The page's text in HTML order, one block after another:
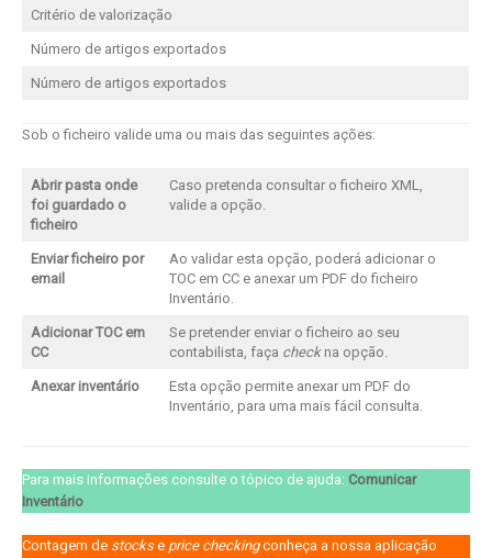
Critério de valorização
Número de artigos exportados
Número de artigos exportados
Sob o ficheiro valide uma ou mais das seguintes ações:
Abrir pasta onde
foi guardado o
ficheiro
Caso pretenda consultar o ficheiro XML,
valide a opção.
Enviar ficheiro por
email
Ao validar esta opção, poderá adicionar o
TOC em CC e anexar um PDF do ficheiro
Inventário.
Adicionar TOC em
CC
Se pretender enviar o ficheiro ao seu
contabilista, faça checkna opção.
Anexar inventário
Esta opção permite anexar um PDF do
Inventário, para uma mais fácil consulta.
Para mais informações consulte o tópico de ajuda: Comunicar
Inventário
Contagem de stockse price checkingconheça a nossa aplicação